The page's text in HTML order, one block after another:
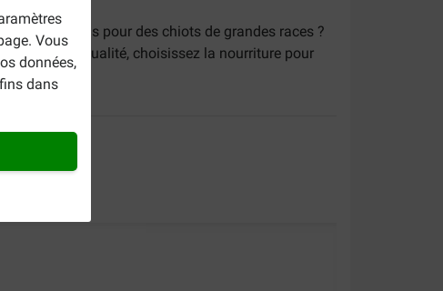
Vous
données,
dans
mais pour des chiots de grandes races ?
de haute qualité, choisissez la nourriture pour